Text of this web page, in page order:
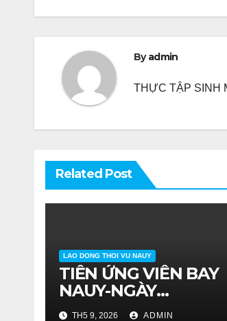
bài
Byadmin
THỰC TẬP SINH
Related Post
LAO DONG THOI VU NAUY
TIỄN ỨNG VIÊN BAY
NAUY-NGÀY
21/04/2026
TH5 9, 2026 ADMIN